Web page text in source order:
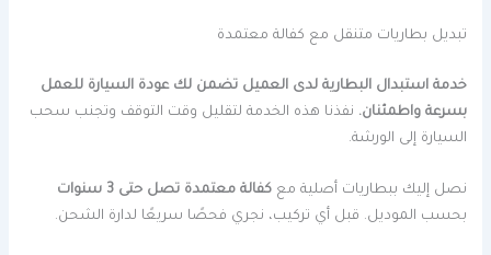
تبديل بطاريات متنقل مع كفالة معتمدة
خدمة استبدال البطارية لدى العميل تضمن لك عودة السيارة للعمل
بسرعة واطمئنان. نفذنا هذه الخدمة لتقليل وقت التوقف وتجنب سحب
السيارة إلى الورشة.
نصل إليك ببطاريات أصلية معكفالة معتمدة تصل حتى 3 سنوات
بحسب الموديل. قبل أي تركيب، نجري فحصًا سريعًا لدارة الشحن.